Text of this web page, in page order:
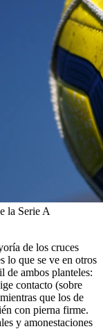
la Serie A
de los cruces
lo que se ve en otros
de ambos planteles:
contacto (sobre
que los de
con pierna firme.
y amonestaciones